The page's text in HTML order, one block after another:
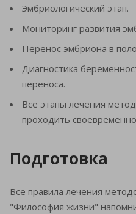
Эмбриологический этап.
Мониторинг развития
Перенос эмбриона в
Диагностика
переноса.
Все этапы лечения
проходить
Подготовка
Все правила лечения
"Философия жизни"